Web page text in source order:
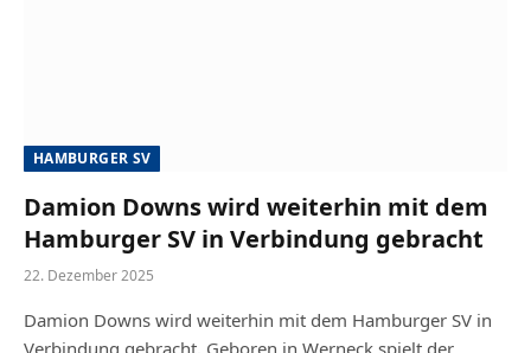
HAMBURGER SV
Damion Downs wird weiterhin mit dem
Hamburger SV in Verbindung gebracht
22. Dezember 2025
Damion Downs wird weiterhin mit dem Hamburger SV in
Verbindung gebracht. Geboren in Werneck spielt der